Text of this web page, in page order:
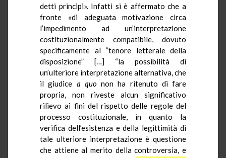
detti principi». Infatti si è affermato che a
fronte «di adeguata motivazione circa
l’impedimento ad un’interpretazione
costituzionalmente compatibile, dovuto
specificamente al “tenore letterale della
disposizione” […] “la possibilità di
un’ulteriore interpretazione alternativa, che
il giudice a quonon ha ritenuto di fare
propria, non riveste alcun significativo
rilievo ai fini del rispetto delle regole del
processo costituzionale, in quanto la
verifica dell’esistenza e della legittimità di
tale ulteriore interpretazione è questione
che attiene al merito della controversia, e